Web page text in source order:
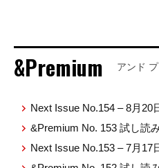
&Premium アンド
Next Issue No.154 – 8月20
&Premium No. 153 試し読
Next Issue No.153 – 7月17